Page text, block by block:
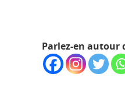
Parlez-en autour